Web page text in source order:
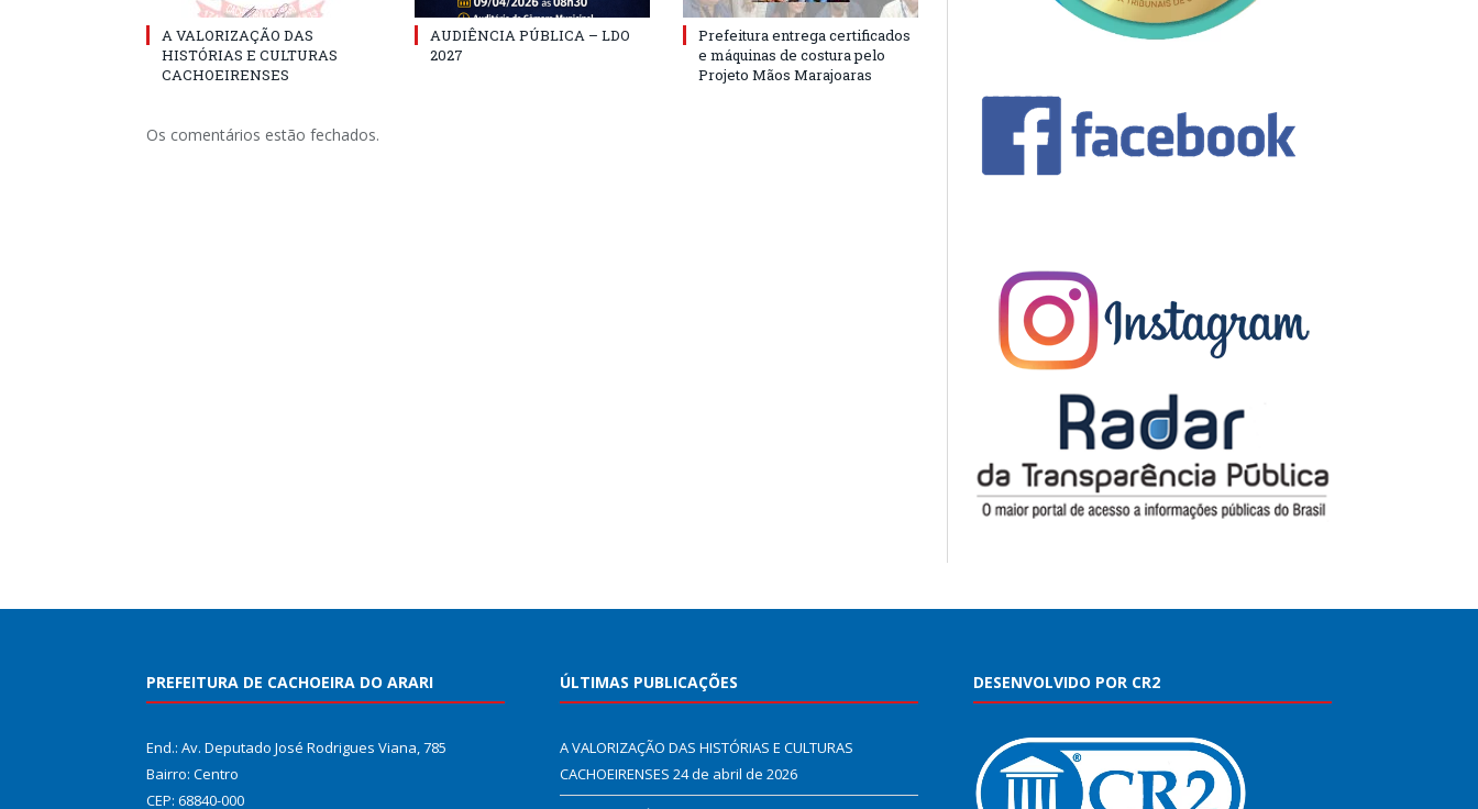
A VALORIZAÇÃO DAS
HISTÓRIAS E CULTURAS
CACHOEIRENSES
AUDIÊNCIA PÚBLICA – LDO
2027
Prefeitura entrega certificados
e máquinas de costura pelo
Projeto Mãos Marajoaras
Os comentários estão fechados.
PREFEITURA DE CACHOEIRA DO ARARI
End.: Av. Deputado José Rodrigues Viana, 785
Bairro: Centro
CEP: 68840-000
ÚLTIMAS PUBLICAÇÕES
A VALORIZAÇÃO DAS HISTÓRIAS E CULTURAS
CACHOEIRENSES 24 de abril de 2026
DESENVOLVIDO POR CR2